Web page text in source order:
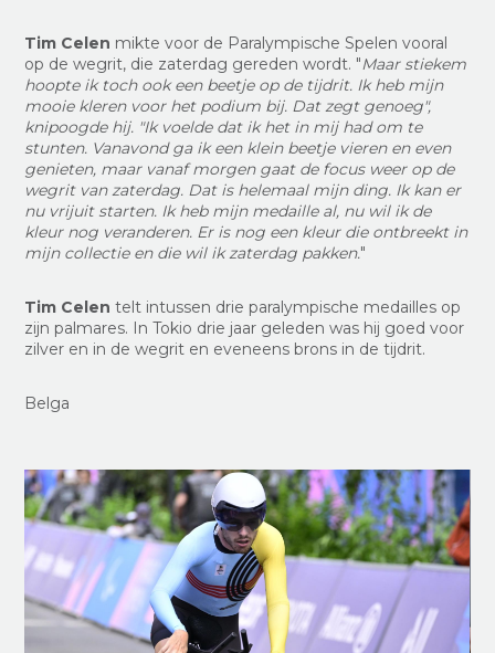
Tim Celen mikte voor de Paralympische Spelen vooral
op de wegrit, die zaterdag gereden wordt. "Maar stiekem
hoopte ik toch ook een beetje op de tijdrit. Ik heb mijn
mooie kleren voor het podium bij. Dat zegt genoeg",
knipoogde hij. "Ik voelde dat ik het in mij had om te
stunten. Vanavond ga ik een klein beetje vieren en even
genieten, maar vanaf morgen gaat de focus weer op de
wegrit van zaterdag. Dat is helemaal mijn ding. Ik kan er
nu vrijuit starten. Ik heb mijn medaille al, nu wil ik de
kleur nog veranderen. Er is nog een kleur die ontbreekt in
mijn collectie en die wil ik zaterdag pakken."
Tim Celen telt intussen drie paralympische medailles op
zijn palmares. In Tokio drie jaar geleden was hij goed voor
zilver en in de wegrit en eveneens brons in de tijdrit.
Belga